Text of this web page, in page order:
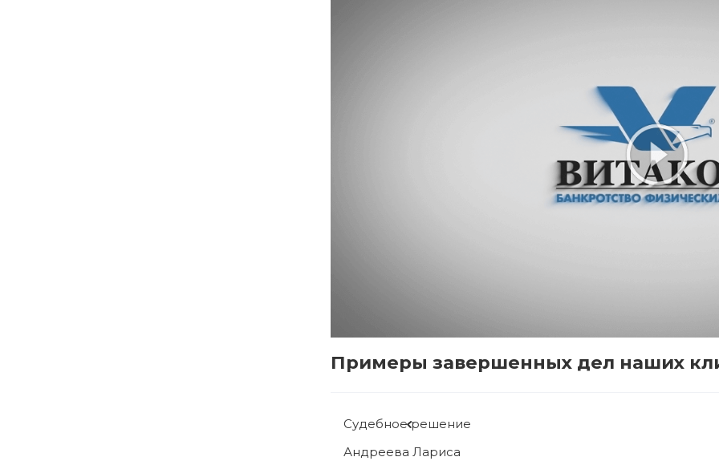
Примеры завершенных дел наших
Судебное решение
Рябова Людмила